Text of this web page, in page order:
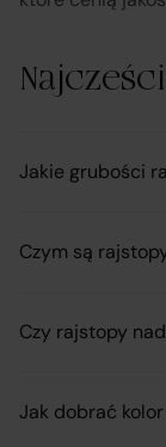
Jakie grubości
Czym są
Czy rajstopy
Jak dobrać